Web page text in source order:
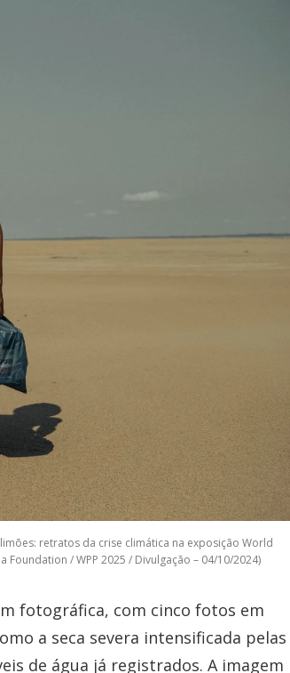
retratos da crise climática na exposição World
/ WPP 2025 / Divulgação – 04/10/2024)
fotográfica, com cinco fotos em
a seca severa intensificada pelas
de água já registrados. A imagem